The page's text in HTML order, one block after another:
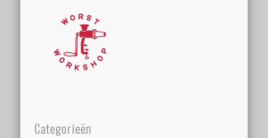
Categorieën